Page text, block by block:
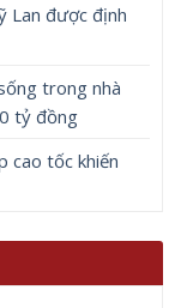
Lan được định
trong nhà
tỷ đồng
cao tốc khiến